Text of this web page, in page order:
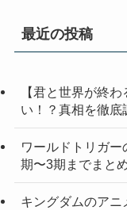
リ
最近の投稿
【君と世界が終
い！？真相を徹底
ワールドトリガ
期〜3期までまと
キングダムのア